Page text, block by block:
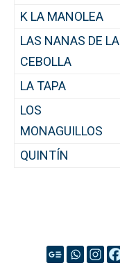
K LA MANOLEA
LAS NANAS DE LA
CEBOLLA
LA TAPA
LOS
MONAGUILLOS
QUINTÍN